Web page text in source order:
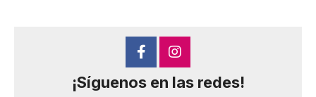
¡Síguenos en las redes!